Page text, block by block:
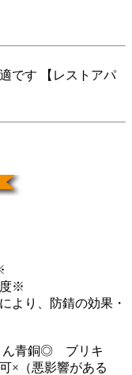
です 【レストアパ
度※
より、防錆の効果・
青銅◎ ブリキ
（悪影響がある